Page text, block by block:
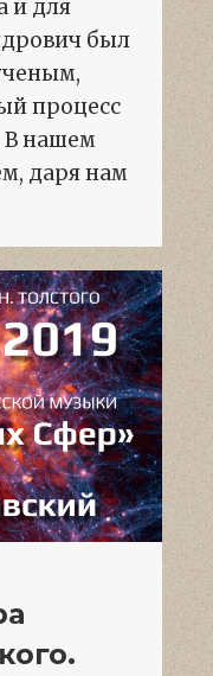
и для
был
процесс
В нашем
даря нам